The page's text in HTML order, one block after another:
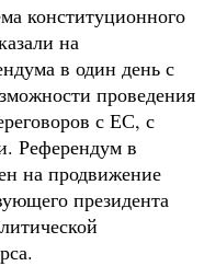
конституционного
на
в один день с
проведения
с ЕС, с
Референдум в
на продвижение
президента